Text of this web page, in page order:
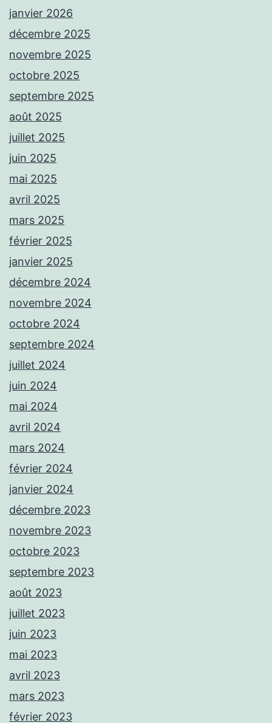
janvier 2026
décembre 2025
novembre 2025
octobre 2025
septembre 2025
août 2025
juillet 2025
juin 2025
mai 2025
avril 2025
mars 2025
février 2025
janvier 2025
décembre 2024
novembre 2024
octobre 2024
septembre 2024
juillet 2024
juin 2024
mai 2024
avril 2024
mars 2024
février 2024
janvier 2024
décembre 2023
novembre 2023
octobre 2023
septembre 2023
août 2023
juillet 2023
juin 2023
mai 2023
avril 2023
mars 2023
février 2023